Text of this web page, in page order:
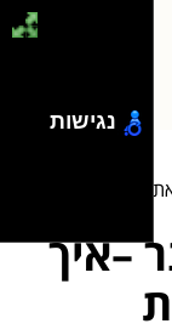
זה בקלות
–איך
נגישות